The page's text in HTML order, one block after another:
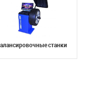
станки
обработки